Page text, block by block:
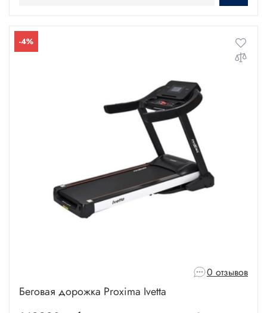
-4%
0 отзывов
Беговая дорожка Proxima Ivetta